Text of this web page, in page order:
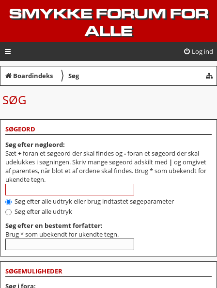
SMYKKE FORUM FOR
ALLE
Log ind
Boardindeks 〉 Søg
SØG
SØGEORD
Søg efter nøgleord:
Sæt+foran et søgeord der skal findes og-foran et søgeord der skal
udelukkes i søgningen. Skriv mange søgeord adskilt med | og omgivet
af parentes, når blot et af ordene skal findes. Brug * som ubekendt for
ukendte tegn.
Søg efter alle udtryk eller brug indtastet søgeparameter
Søg efter alle udtryk
Søg efter en bestemt forfatter:
Brug * som ubekendt for ukendte tegn.
SØGEMULIGHEDER
Søg i fora: